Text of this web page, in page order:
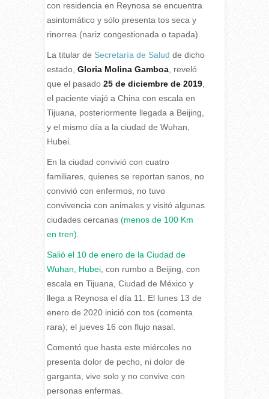
con residencia en Reynosa se encuentra
asintomático y sólo presenta tos seca y
rinorrea (nariz congestionada o tapada).
La titular de Secretaría de Salud de dicho
estado, Gloria Molina Gamboa, reveló
que el pasado 25 de diciembre de 2019,
el paciente viajó a China con escala en
Tijuana, posteriormente llegada a Beijing,
y el mismo día a la ciudad de Wuhan,
Hubei.
En la ciudad convivió con cuatro
familiares, quienes se reportan sanos, no
convivió con enfermos, no tuvo
convivencia con animales y visitó algunas
ciudades cercanas (menos de 100 Km
en tren)
Salió el 10 de enero de la Ciudad de
Wuhan, Hubei, con rumbo a Beijing, con
escala en Tijuana, Ciudad de México y
llega a Reynosa el día 11. El lunes 13 de
enero de 2020 inició con tos (comenta
rara); el jueves 16 con flujo nasal.
Comentó que hasta este miércoles no
presenta dolor de pecho, ni dolor de
garganta, vive solo y no convive con
personas enfermas.